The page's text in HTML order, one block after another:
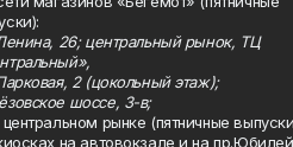
26; центральный рынок, ТЦ
2 (цокольный этаж);
шоссе, 3-в;
рынке (пятничные
на автовокзале и на